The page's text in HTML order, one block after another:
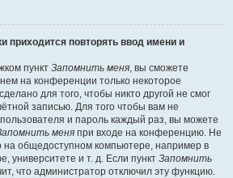
приходится повторять ввод имени и
пункт Запомнить меня, вы сможете
на конференции только некоторое
для того, чтобы никто другой не смог
записью. Для того чтобы вам не
и пароль каждый раз, вы можете
меня при входе на конференцию. Не
на общедоступном компьютере, например в
университете и т. д. Если пункт Запомнить
что администратор отключил эту функцию.